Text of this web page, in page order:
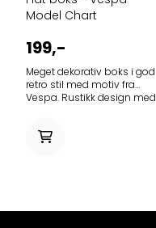
Model Chart
199,-
Meget dekorativ boks i god
retro stil med motiv fra
Vespa. Rustikk design med
16 x 7 cm. Boksen har unikt
hengslet lokk.